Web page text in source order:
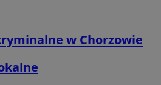
w Chorzowie